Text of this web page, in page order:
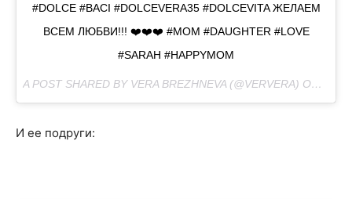
#DOLCE #BACI #DOLCEVERA35 #DOLCEVITA ЖЕЛАЕМ
ВСЕМ ЛЮБВИ!!! ❤️❤️❤️ #MOM #DAUGHTER #LOVE
#SARAH #HAPPYMOM
A POST SHARED BY VERA BREZHNEVA (@VERVERA) ON
И ее подруги: